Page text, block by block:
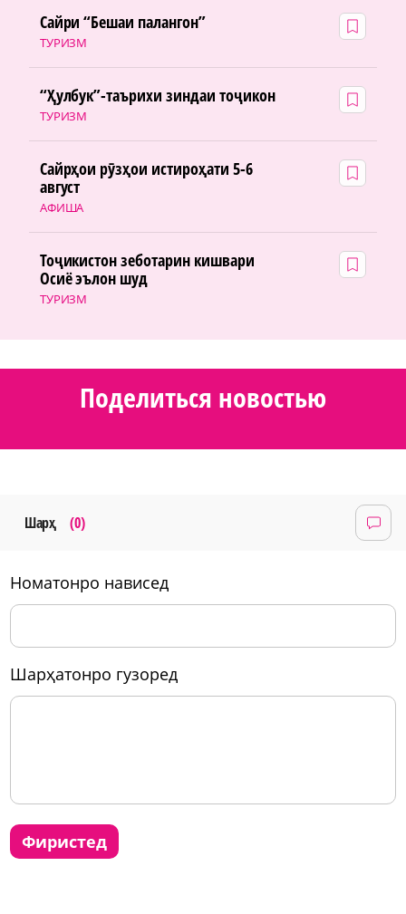
ТУРИЗМ
Сайри “Бешаи палангон”
ТУРИЗМ
“Ҳулбук”-таърихи зиндаи тоҷикон
АФИША
Сайрҳои рӯзҳои истироҳати 5-6
август
ТУРИЗМ
Тоҷикистон зеботарин кишвари
Осиё эълон шуд
Поделиться новостью
Шарҳ (0)
номатонро нависед
шарҳатонро гузоред
фиристед